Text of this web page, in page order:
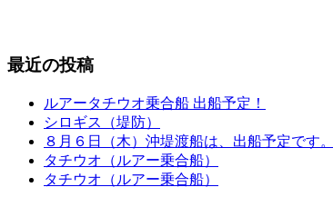
最近の投稿
ルアータチウオ乗合船 出船予定！
シロギス（堤防）
８月６日（木）沖堤渡船は、出船予定です。
タチウオ（ルアー乗合船）
タチウオ（ルアー乗合船）